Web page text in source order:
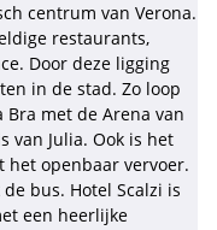
centrum van Verona.
restaurants,
Door deze ligging
in de stad. Zo loop
met de Arena van
van Julia. Ook is het
het openbaar vervoer.
bus. Hotel Scalzi is
een heerlijke